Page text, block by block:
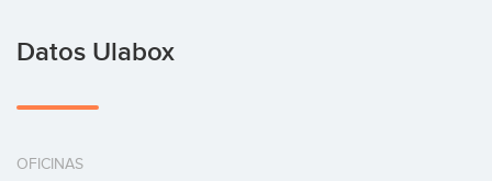
Datos Ulabox
OFICINAS